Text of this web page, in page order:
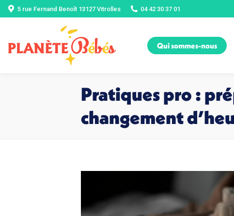
5 rue Fernand Benoît 13127 Vitrolles 04 42 30 37 01
Qui sommes-nous
Pratiques pro :
changement